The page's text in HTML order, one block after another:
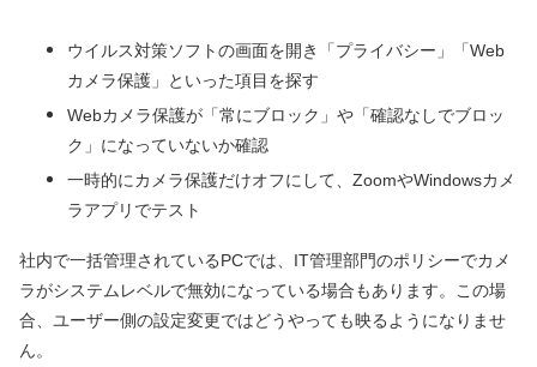
ウイルス対策ソフトの画面を開き「プライバシー」「Web
カメラ保護」といった項目を探す
Webカメラ保護が「常にブロック」や「確認なしでブロッ
ク」になっていないか確認
一時的にカメラ保護だけオフにして、ZoomやWindowsカメ
ラアプリでテスト
社内で一括管理されているPCでは、IT管理部門のポリシーでカメ
ラがシステムレベルで無効になっている場合もあります。この場
合、ユーザー側の設定変更ではどうやっても映るようになりませ
ん。